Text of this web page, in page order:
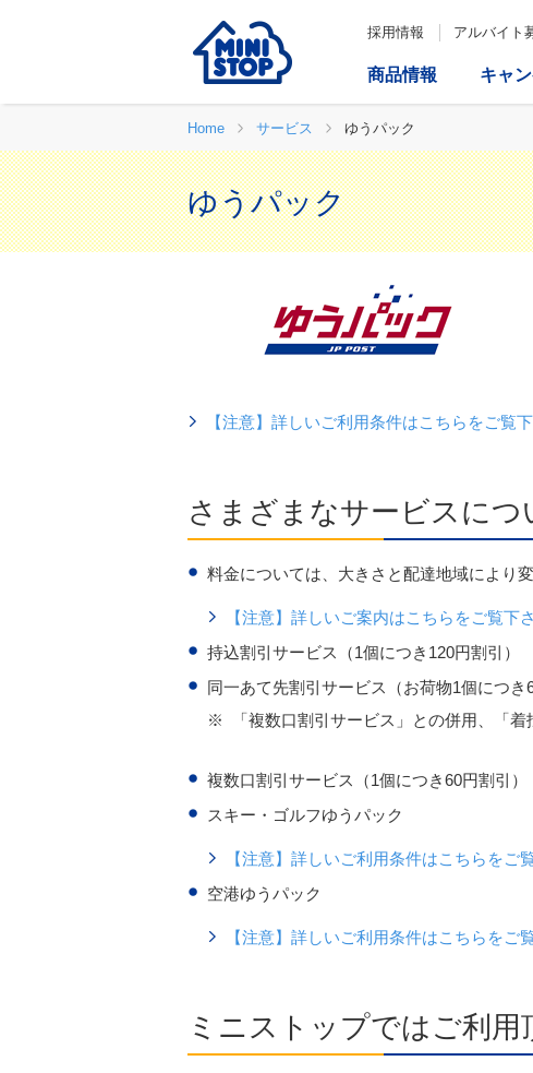
採用情報 アルバイト
商品情報 キャ
Home サービス ゆうパック
ゆうパック
【注意】詳しいご利用条件はこちらをご覧下
さまざまなサービスにつ
料金については、大きさと配達地域により変
【注意】詳しいご案内はこちらをご覧下さ
持込割引サービス（1個につき120円割引）
同一あて先割引サービス（お荷物1個につき
※
「複数口割引サービス」との併用、「
複数口割引サービス（1個につき60円割引）
スキー・ゴルフゆうパック
【注意】詳しいご利用条件はこちらをご
空港ゆうパック
【注意】詳しいご利用条件はこちらをご
ミニストップではご利